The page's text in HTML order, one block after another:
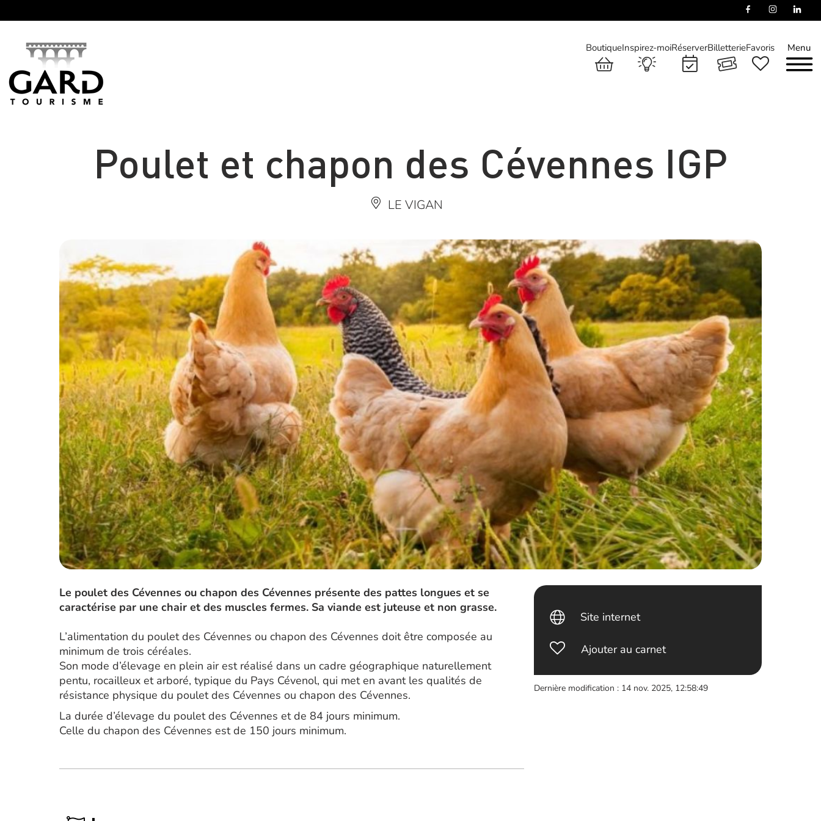
Menu
BoutiqueInspirez-moiRéserverBilletterieFavoris
Poulet et chapon des Cévennes IGP
LE VIGAN
Le poulet des Cévennes ou chapon des Cévennes présente des pattes longues et se
caractérise par une chair et des muscles fermes. Sa viande est juteuse et non grasse.
L’alimentation du poulet des Cévennes ou chapon des Cévennes doit être composée au
minimum de trois céréales.
Son mode d’élevage en plein air est réalisé dans un cadre géographique naturellement
pentu, rocailleux et arboré, typique du Pays Cévenol, qui met en avant les qualités de
résistance physique du poulet des Cévennes ou chapon des Cévennes.
La durée d’élevage du poulet des Cévennes et de 84 jours minimum.
Celle du chapon des Cévennes est de 150 jours minimum.
Site internet
Ajouter au carnet
Dernière modification : 14 nov. 2025, 12:58:49